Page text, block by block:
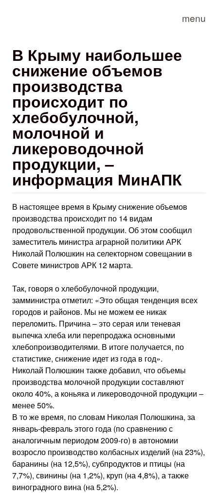
menu
В Крыму наибольшее
снижение объемов
производства
происходит по
хлебобулочной,
молочной и
ликероводочной
продукции, –
информация МинАПК
В настоящее время в Крыму снижение объемов
производства происходит по 14 видам
продовольственной продукции. Об этом сообщил
заместитель министра аграрной политики АРК
Николай Полюшкин на селекторном совещании в
Совете министров АРК 12 марта.
Так, говоря о хлебобулочной продукции,
замминистра отметил: «Это общая тенденция всех
городов и районов. Мы не можем ее никак
переломить. Причина – это серая или теневая
выпечка хлеба или перепродажа основными
хлебопроизводителями. В итоге получается, по
статистике, снижение идет из года в год».
Николай Полюшкин также добавил, что объемы
производства молочной продукции составляют
около 40%, а коньяка и ликероводочной продукции –
менее 50%.
В то же время, по словам Николая Полюшкина, за
январь-февраль этого года (по сравнению с
аналогичным периодом 2009-го) в автономии
возросло производство колбасных изделий (на 23%),
баранины (на 12,5%), субпродуктов и птицы (на
7,7%), свинины (на 1,2%), круп (на 4,8%), а также
виноградного вина (на 5,2%).